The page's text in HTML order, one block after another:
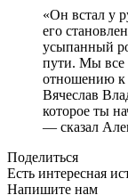
«Он встал у
его
усыпанный
пути. Мы все
отношению
Вячеслав
которое ты
— сказал
Поделиться
Есть интересная
Напишите нам